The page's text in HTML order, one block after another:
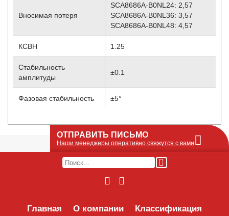
Вносимая потеря
SCA8686A-B0NL24: 2,57
SCA8686A-B0NL36: 3,57
SCA8686A-B0NL48: 4,57
КСВН 1.25
Стабильность
амплитуды
±0.1
Фазовая стабильность ±5°
Главная О компании Классификация
ОТПРАВИТЬ ПИСЬМО
Наши менеджеры оперативно свяжутся с вами
Оставьте Ваше сообщение или запрос по
его получим по e-mail и оперативно ответим!